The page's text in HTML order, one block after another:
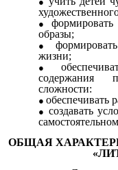
формировать
образы;
жизни;
содержания
сложности:
обеспечивать
создавать
ОБЩАЯ